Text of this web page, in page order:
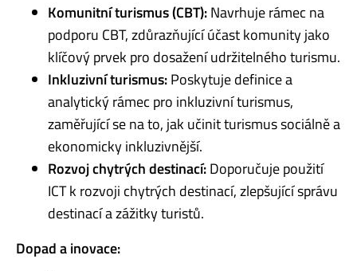
Komunitní turismus (CBT):Navrhuje rámec na
podporu CBT, zdůrazňující účast komunity jako
klíčový prvek pro dosažení udržitelného turismu.
Inkluzivní turismus:Poskytuje definice a
analytický rámec pro inkluzivní turismus,
zaměřující se na to, jak učinit turismus sociálně a
ekonomicky inkluzivnější.
Rozvoj chytrých destinací:Doporučuje použití
ICT k rozvoji chytrých destinací, zlepšující správu
destinací a zážitky turistů.
Dopad a inovace: